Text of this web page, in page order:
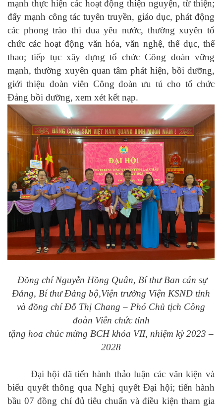
mạnh thực hiện các hoạt động thiện nguyện, từ thiện;
đẩy mạnh công tác tuyên truyền, giáo dục,phát động
các phong trào thi đua yêu nước, thường xuyên tổ
chức các hoạt động văn hóa, văn nghệ, thể dục, thể
thao; tiếp tục xây dựng tổ chức Công đoàn vững
mạnh,thường xuyên quan tâm phát hiện, bồi dưỡng,
giới thiệu đoàn viên Công đoàn ưu tú cho tổ chức
Đảng bồi dưỡng, xem xét kết nạp.
Đồng chí Nguyễn Hồng Quân, Bí thư Ban cán sự
Đảng, Bí thư Đảng bộ,Viện trưởng Viện KSND tỉnh
và đồng chí Đỗ Thị Chang – Phó Chủ tịch Công
đoàn Viên chức tỉnh
tặng hoa chúc mừng BCH khóa VII, nhiệm kỳ 2023 –
2028
Đại hội đã tiến hành thảo luận các văn kiện và
biểu quyết thông qua Nghị quyết Đại hội; tiến hành
bầu 07 đồng chí đủ tiêu chuẩn và điều kiện tham gia